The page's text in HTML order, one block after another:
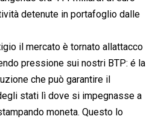
detenute in portafoglio dalle
il mercato è tornato allattacco
pressione sui nostri BTP: é la
che può garantire il
stati lì dove si impegnasse a
moneta. Questo lo